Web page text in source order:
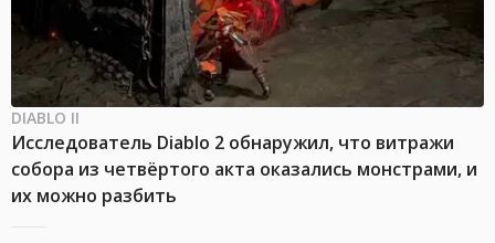
DIABLO II
Исследователь Diablo 2 обнаружил, что витражи
собора из четвёртого акта оказались монстрами, и
их можно разбить